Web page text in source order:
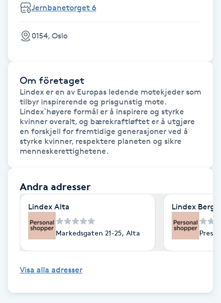
Faceliftmassage
Fet hårbotten
Fettreducering
Fibromassage
Fillers
Fotmassage
Fotsvamp
Fotvård
Fransar
Jernbanetorget 6
0154, Oslo
Om företaget
Lindex er en av Europas ledende motekjeder som
tilbyr inspirerende og prisgunstig mote.
Lindex`høyere formål er å inspirere og styrke
kvinner overalt, og bærekraftløftet er å utgjøre
en forskjell for fremtidige generasjoner ved å
styrke kvinner, respektere planeten og sikre
menneskerettighetene.
Andra adresser
Lindex Alta
Markedsgaten 21-25, Alta
Lindex
Visa alla adresser